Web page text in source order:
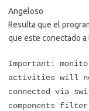
Angeloso
Resulta que el
que este conectado
Important:
activities will
connected via
components